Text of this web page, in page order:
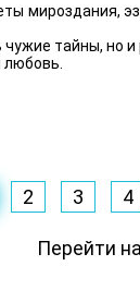
мироздания,
тайны, но
2 3 4
Перейти